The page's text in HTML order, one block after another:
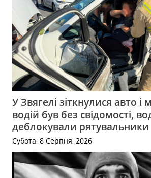
У Звягелі зіткнулися авто і
водій був без свідомості,
деблокували рятувальники
Субота, 8 Серпня, 2026